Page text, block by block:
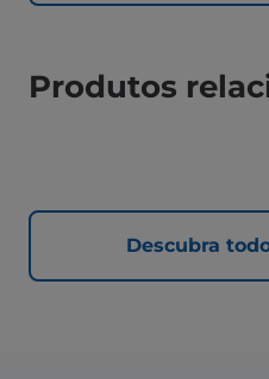
Produtos
Descubra